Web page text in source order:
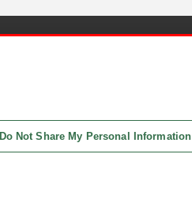
Do Not Share My Personal Information